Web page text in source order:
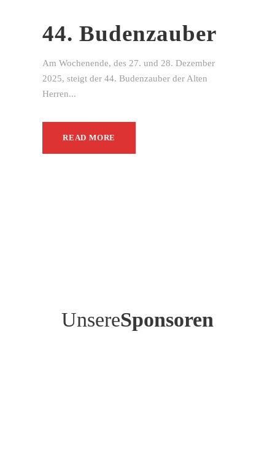
44. Budenzauber
Am Wochenende, des 27. und 28. Dezember
2025, steigt der 44. Budenzauber der Alten
Herren...
READ MORE
UnsereSponsoren